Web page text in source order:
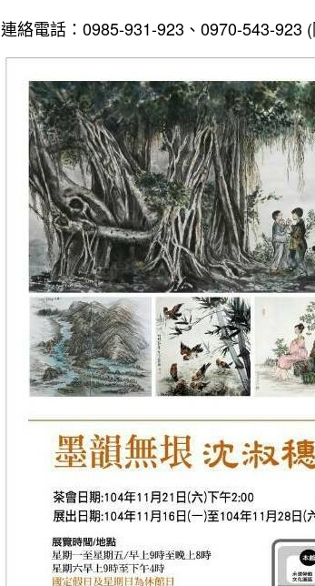
連絡電話：0985-931-923、0970-543-923